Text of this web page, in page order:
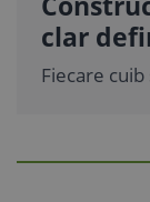
clar
Fiecare